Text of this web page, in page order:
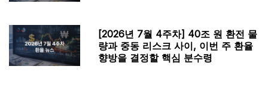
[2026년 7월 4주차] 40조 원 환전 물
량과 중동 리스크 사이, 이번 주 환율
향방을 결정할 핵심 분수령